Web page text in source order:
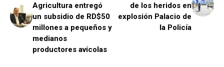
Agricultura entregó
un subsidio de RD$50
millones a pequeños y
medianos
productores avícolas
de los heridos en
explosión Palacio de
la Policía